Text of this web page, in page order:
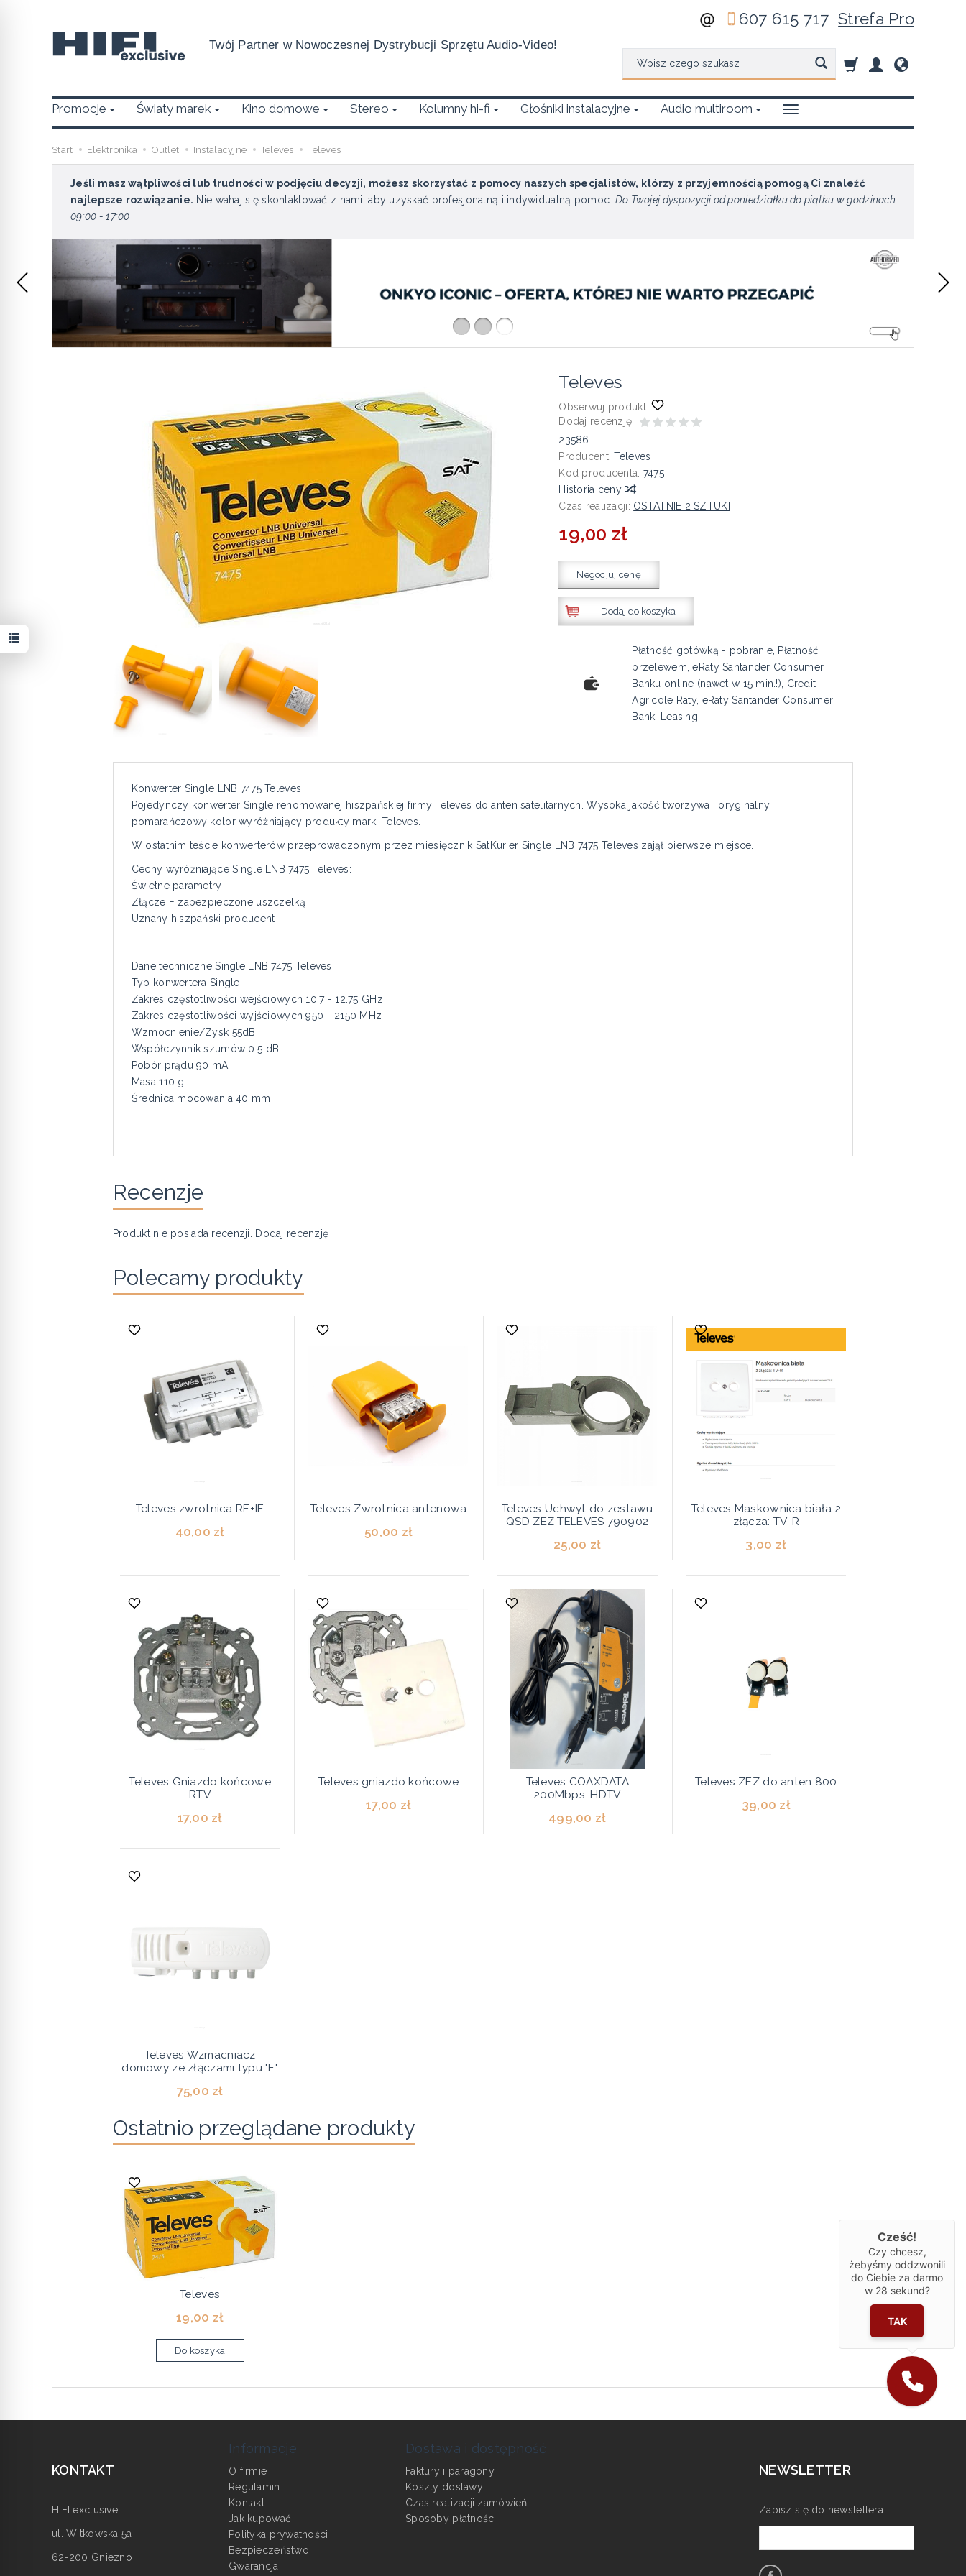
Twój Partner w Nowoczesnej Dystrybucji Sprzętu Audio-Video!
607 615 717Strefa Pro
Promocje Światy marek Kino domowe Stereo Kolumny hi-fi Głośniki instalacyjne Audio multiroom
Start Elektronika Outlet Instalacyjne Televes Televes
Jeśli masz wątpliwości lub trudności w podjęciu decyzji, możesz skorzystać z pomocy naszych specjalistów, którzy z przyjemnością pomogą Ci znaleźć
najlepsze rozwiązanie. Nie wahaj się skontaktować z nami, aby uzyskać profesjonalną i indywidualną pomoc. Do Twojej dyspozycji od poniedziałku do piątku w godzinach
09:00 - 17:00
Televes
Obserwuj produkt:
Dodaj recenzję:
23586
Producent: Televes
Kod producenta: 7475
Historia ceny
Czas realizacji: OSTATNIE 2 SZTUKI
19,00 zł
Negocjuj cenę
Dodaj do koszyka
Płatność gotówką - pobranie, Płatność
przelewem, eRaty Santander Consumer
Banku online (nawet w 15 min.!), Credit
Agricole Raty, eRaty Santander Consumer
Bank, Leasing
Konwerter Single LNB 7475 Televes
Pojedynczy konwerter Single renomowanej hiszpańskiej firmy Televes do anten satelitarnych. Wysoka jakość tworzywa i oryginalny
pomarańczowy kolor wyróżniający produkty marki Televes.
W ostatnim teście konwerterów przeprowadzonym przez miesięcznik SatKurier Single LNB 7475 Televes zajął pierwsze miejsce.
Cechy wyróżniające Single LNB 7475 Televes:
Świetne parametry
Złącze F zabezpieczone uszczelką
Uznany hiszpański producent
Dane techniczne Single LNB 7475 Televes:
Typ konwertera Single
Zakres częstotliwości wejściowych 10.7 - 12.75 GHz
Zakres częstotliwości wyjściowych 950 - 2150 MHz
Wzmocnienie/Zysk 55dB
Współczynnik szumów 0.5 dB
Pobór prądu 90 mA
Masa 110 g
Średnica mocowania 40 mm
Recenzje
Produkt nie posiada recenzji. Dodaj recenzję
Polecamy produkty
Televes zwrotnica RF+IF
40,00 zł
Televes Zwrotnica antenowa
50,00 zł
Televes Uchwyt do zestawu
QSD ZEZ TELEVES 790902
25,00 zł
Televes Maskownica biała 2
złącza: TV-R
3,00 zł
Televes Gniazdo końcowe
RTV
17,00 zł
Televes gniazdo końcowe
17,00 zł
Televes COAXDATA
200Mbps-HDTV
499,00 zł
Televes ZEZ do anten 800
39,00 zł
Televes Wzmacniacz
domowy ze złączami typu "F"
75,00 zł
Ostatnio przeglądane produkty
Televes
19,00 zł
Do koszyka
KONTAKT
HiFI exclusive
ul. Witkowska 5a
62-200 Gniezno
Informacje
O firmie
Regulamin
Kontakt
Jak kupować
Polityka prywatności
Bezpieczeństwo
Gwarancja
Dostawa i dostępność
Faktury i paragony
Koszty dostawy
Czas realizacji zamówień
Sposoby płatności
NEWSLETTER
Zapisz się do newslettera
Cześć!
Czy chcesz,
żebyśmy oddzwonili
do Ciebie za darmo
w 28 sekund?
TAK